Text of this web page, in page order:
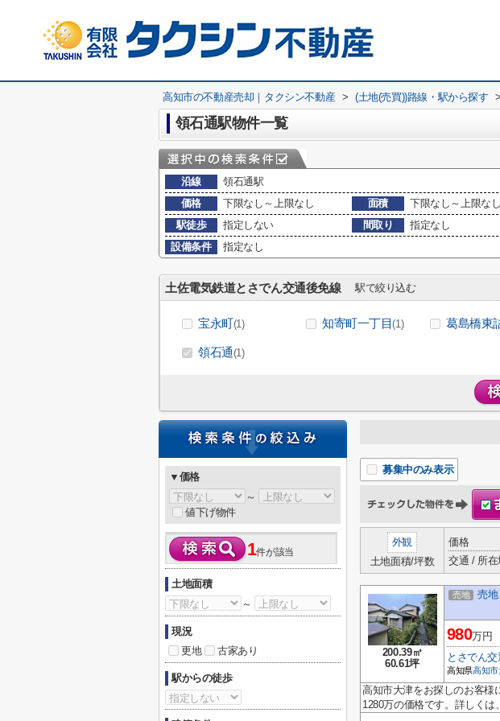
高知市の不動産売却｜タクシン不動産 > (土地(売買))路線・駅から探す >
領石通駅物件一覧
沿線
領石通駅
価格
下限なし～上限なし 面積
下限なし～上限なし
駅徒歩
指定しない 間取り
指定なし
設備条件
指定なし
土佐電気鉄道とさでん交通後免線 駅で絞り込む
宝永町(1) 知寄町一丁目(1) 葛島橋東
領石通(1)
募集中のみ表示
外観
土地面積/坪数
価格
交通 / 所在
200.39㎡
60.61坪
売地 売
980万円
とさでん
高知県高知市
高知市大津をお探しのお客様
1280万の価格です。詳しく
▼価格
～
値下げ物件
1件が該当
土地面積
～
現況
更地
古家あり
駅からの徒歩